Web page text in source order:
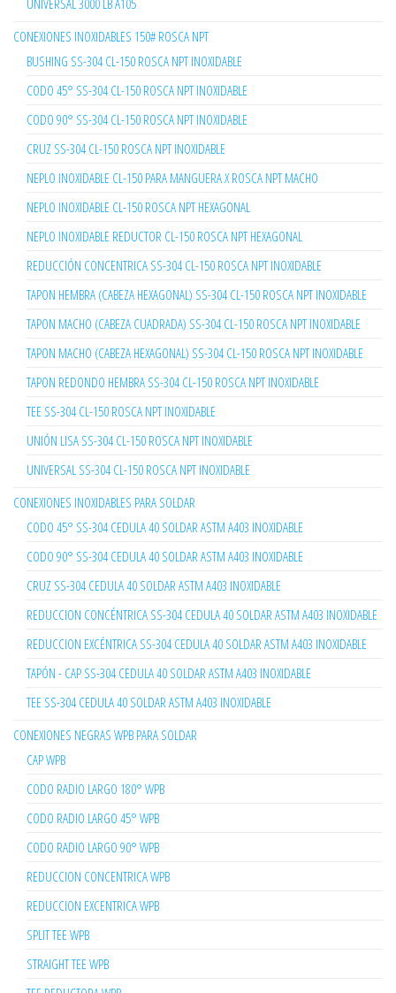
UNIVERSAL 3000 LB A105
CONEXIONES INOXIDABLES 150# ROSCA NPT
BUSHING SS-304 CL-150 ROSCA NPT INOXIDABLE
CODO 45° SS-304 CL-150 ROSCA NPT INOXIDABLE
CODO 90° SS-304 CL-150 ROSCA NPT INOXIDABLE
CRUZ SS-304 CL-150 ROSCA NPT INOXIDABLE
NEPLO INOXIDABLE CL-150 PARA MANGUERA X ROSCA NPT MACHO
NEPLO INOXIDABLE CL-150 ROSCA NPT HEXAGONAL
NEPLO INOXIDABLE REDUCTOR CL-150 ROSCA NPT HEXAGONAL
REDUCCIÓN CONCENTRICA SS-304 CL-150 ROSCA NPT INOXIDABLE
TAPON HEMBRA (CABEZA HEXAGONAL) SS-304 CL-150 ROSCA NPT INOXIDABLE
TAPON MACHO (CABEZA CUADRADA) SS-304 CL-150 ROSCA NPT INOXIDABLE
TAPON MACHO (CABEZA HEXAGONAL) SS-304 CL-150 ROSCA NPT INOXIDABLE
TAPON REDONDO HEMBRA SS-304 CL-150 ROSCA NPT INOXIDABLE
TEE SS-304 CL-150 ROSCA NPT INOXIDABLE
UNIÓN LISA SS-304 CL-150 ROSCA NPT INOXIDABLE
UNIVERSAL SS-304 CL-150 ROSCA NPT INOXIDABLE
CONEXIONES INOXIDABLES PARA SOLDAR
CODO 45° SS-304 CEDULA 40 SOLDAR ASTM A403 INOXIDABLE
CODO 90° SS-304 CEDULA 40 SOLDAR ASTM A403 INOXIDABLE
CRUZ SS-304 CEDULA 40 SOLDAR ASTM A403 INOXIDABLE
REDUCCION CONCÉNTRICA SS-304 CEDULA 40 SOLDAR ASTM A403 INOXIDABLE
REDUCCION EXCÉNTRICA SS-304 CEDULA 40 SOLDAR ASTM A403 INOXIDABLE
TAPÓN - CAP SS-304 CEDULA 40 SOLDAR ASTM A403 INOXIDABLE
TEE SS-304 CEDULA 40 SOLDAR ASTM A403 INOXIDABLE
CONEXIONES NEGRAS WPB PARA SOLDAR
CAP WPB
CODO RADIO LARGO 180° WPB
CODO RADIO LARGO 45° WPB
CODO RADIO LARGO 90° WPB
REDUCCION CONCENTRICA WPB
REDUCCION EXCENTRICA WPB
SPLIT TEE WPB
STRAIGHT TEE WPB